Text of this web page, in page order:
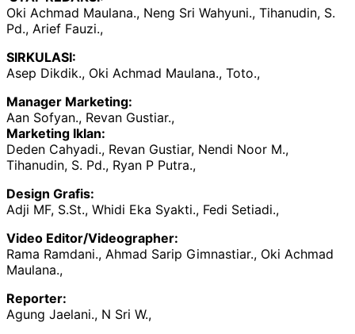
Oki Achmad Maulana., Neng Sri Wahyuni., Tihanudin, S.
Pd., Arief Fauzi.,
SIRKULASI:
Asep Dikdik., Oki Achmad Maulana., Toto.,
Manager Marketing:
Aan Sofyan., Revan Gustiar.,
Marketing Iklan:
Deden Cahyadi., Revan Gustiar, Nendi Noor M.,
Tihanudin, S. Pd., Ryan P Putra.,
Design Grafis:
Adji MF, S.St., Whidi Eka Syakti., Fedi Setiadi.,
Video Editor/Videographer:
Rama Ramdani., Ahmad Sarip Gimnastiar., Oki Achmad
Maulana.,
Reporter:
Agung Jaelani., N Sri W.,